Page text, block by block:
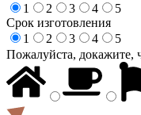
1
2 3 4
5
Срок изготовления
1
2 3 4
5
Пожалуйста, докажите,